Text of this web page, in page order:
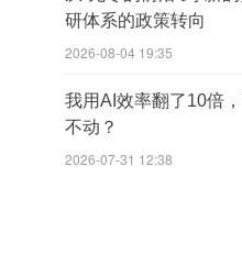
研体系的政策转向
2026-08-04 19:35
我用AI效率翻了10倍
不动？
2026-07-31 12:38